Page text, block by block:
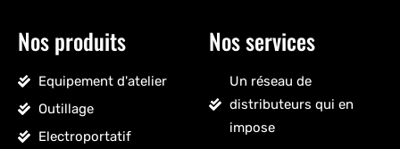
Nos produits
Equipement d'atelier
Outillage
Electroportatif
Nos services
Un réseau de
distributeurs qui en
impose